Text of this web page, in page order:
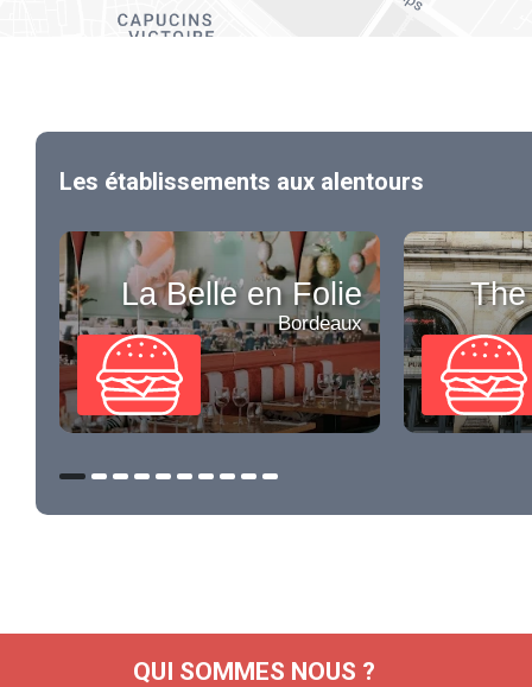
Les établissements aux alentours
La Belle en Folie
Bordeaux
QUI SOMMES NOUS ?